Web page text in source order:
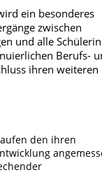
ein besonderes
zwischen
und alle
Berufs-
ihren weiteren
den ihren